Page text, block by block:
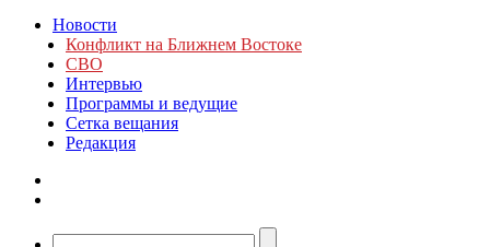
Новости
Конфликт на Ближнем Востоке
СВО
Интервью
Программы и ведущие
Сетка вещания
Редакция